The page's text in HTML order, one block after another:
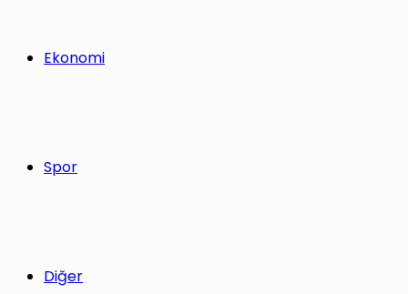
Ekonomi
Spor
Diğer